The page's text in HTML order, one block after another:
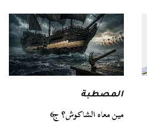
المصطبة
مين معاه الشاكوش؟ ج6